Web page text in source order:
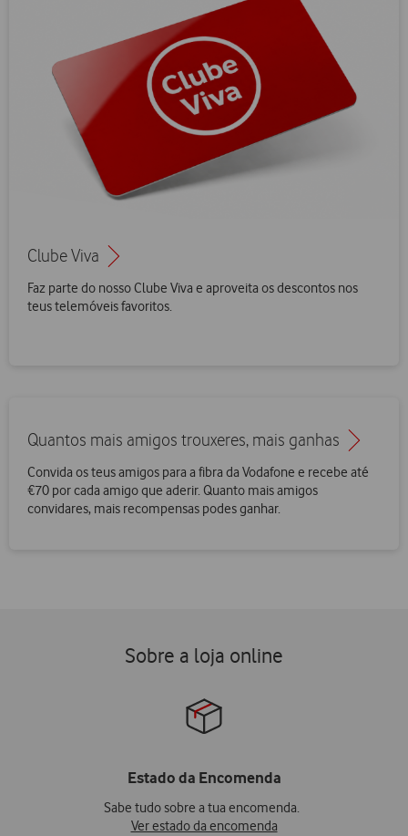
Clube Viva
Faz parte do nosso Clube Viva e aproveita os descontos nos
teus telemóveis favoritos.
Quantos mais amigos trouxeres, mais ganhas
Convida os teus amigos para a fibra da Vodafone e recebe até
€70 por cada amigo que aderir. Quanto mais amigos
convidares, mais recompensas podes ganhar.
Sobre a loja online
Estado da Encomenda
Sabe tudo sobre a tua encomenda.
Ver estado da encomenda